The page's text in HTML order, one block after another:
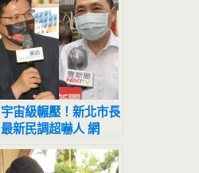
宇宙級輾壓！新北市長
最新民調超嚇人 網
驚：滅亡計畫開始